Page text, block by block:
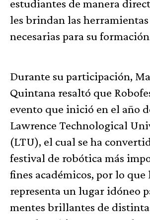
estudiantes de manera
les brindan las
necesarias para su
Durante su participación,
Quintana resaltó que
evento que inició en el año
Lawrence Technological
(LTU), el cual se ha
festival de robótica más
fines académicos, por lo que
representa un lugar idóneo
mentes brillantes de